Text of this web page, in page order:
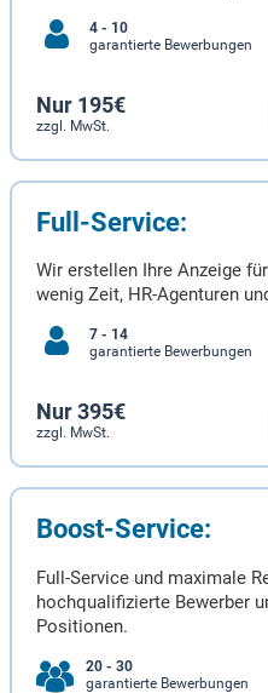
4 - 10
garantierte Bewerbungen
Nur 195€
zzgl. MwSt.
Full-Service:
Wir erstellen Ihre Anzeige
wenig Zeit, HR-Agenturen
7 - 14
garantierte Bewerbungen
Nur 395€
zzgl. MwSt.
Boost-Service:
Full-Service und maximale
hochqualifizierte Bewerber
Positionen.
20 - 30
garantierte Bewerbungen